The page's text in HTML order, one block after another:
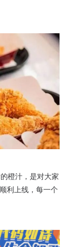
橙汁，是对大家
利上线，每一个